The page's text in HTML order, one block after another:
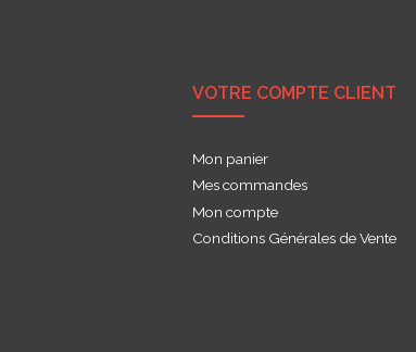
VOTRE COMPTE CLIENT
Mon panier
Mes commandes
Mon compte
Conditions Générales de Vente